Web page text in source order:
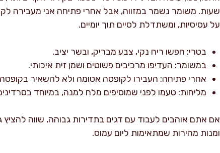
שעות. משומר נשמר במזווה, אבל אחרי פתיחה אני מעבירה
על עסיסיות, ומשתדלת לסיים תוך יומיים.
בטרי: חפשו ריח נקי, צבע מבריק, ובשר יציב.
במשומר: העדיפו מרכיבים פשוטים ושמן זית איכותי.
אחרי פתיחה: העבירו לקופסה אטומה ולא להשאיר
מליחות: טעמו לפני שמוסיפים מלח למנה, במיוחד
אם אתם אוהבים לעבוד עם דגים בתדירות גבוהה, שווה להציץ
ומנות מהירות שמתאימות ליום עמוס.